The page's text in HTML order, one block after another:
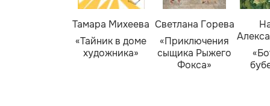
Тамара Михеева
«Тайник в доме
художника»
Светлана Горева
«Приключения
сыщика Рыжего
Фокса»